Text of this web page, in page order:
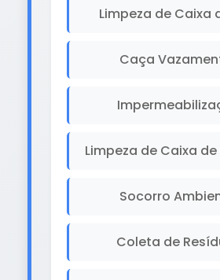
Limpeza de Caixa
Caça
Limpeza de Caixa
Socorro
Coleta de